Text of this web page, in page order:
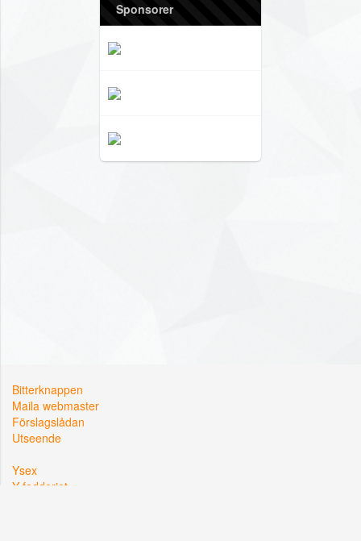
Sponsorer
Bitterknappen
Maila webmaster
Förslagslådan
Utseende
Ysex
Y-fadderiet